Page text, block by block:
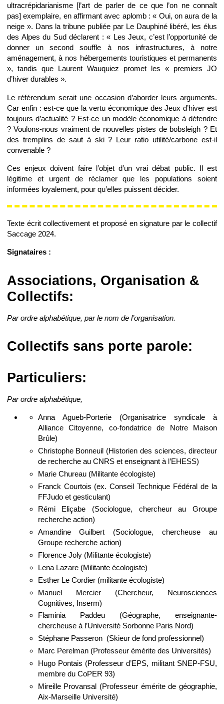
ultracrépidarianisme [l’art de parler de ce que l’on ne connaît
pas] exemplaire, en affirmant avec aplomb : « Oui, on aura de la
neige ». Dans la tribune publiée par Le Dauphiné libéré, les élus
des Alpes du Sud déclarent : « Les Jeux, c’est l’opportunité de
donner un second souffle à nos infrastructures, à notre
aménagement, à nos hébergements touristiques et permanents
», tandis que Laurent Wauquiez promet les « premiers JO
d’hiver durables ».
Le référendum serait une occasion d’aborder leurs arguments.
Car enfin : est-ce que la vertu économique des Jeux d’hiver est
toujours d’actualité ? Est-ce un modèle économique à défendre
? Voulons-nous vraiment de nouvelles pistes de bobsleigh ? Et
des tremplins de saut à ski ? Leur ratio utilité/carbone est-il
convenable ?
Ces enjeux doivent faire l’objet d’un vrai débat public. Il est
légitime et urgent de réclamer que les populations soient
informées loyalement, pour qu’elles puissent décider.
Texte écrit collectivement et proposé en signature par le collectif
Saccage 2024.
Signataires :
Associations, Organisation &
Collectifs:
Par ordre alphabétique, par le nom de l’organisation.
Collectifs sans porte parole:
Particuliers:
Par ordre alphabétique,
Anna Agueb-Porterie (Organisatrice syndicale à
Alliance Citoyenne, co-fondatrice de Notre Maison
Brûle)
Christophe Bonneuil (Historien des sciences, directeur
de recherche au CNRS et enseignant à l’EHESS)
Marie Chureau (Militante écologiste)
Franck Courtois (ex. Conseil Technique Fédéral de la
FFJudo et gesticulant)
Rémi Eliçabe (Sociologue, chercheur au Groupe
recherche action)
Amandine Guilbert (Sociologue, chercheuse au
Groupe recherche action)
Florence Joly (Militante écologiste)
Lena Lazare (Militante écologiste)
Esther Le Cordier (militante écologiste)
Manuel Mercier (Chercheur, Neurosciences
Cognitives, Inserm)
Flaminia Paddeu (Géographe, enseignante-
chercheuse à l’Université Sorbonne Paris Nord)
Stéphane Passeron (Skieur de fond professionnel)
Marc Perelman (Professeur émérite des Universités)
Hugo Pontais (Professeur d’EPS, militant SNEP-FSU,
membre du CoPER 93)
Mireille Provansal (Professeur émérite de géographie,
Aix-Marseille Université)